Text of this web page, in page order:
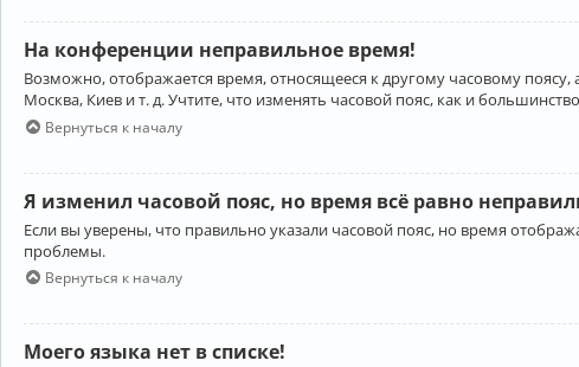
На конференции неправильное время!
Возможно, отображается время, относящееся к другому часовому
Москва, Киев и т. д. Учтите, что изменять часовой пояс, как и
Вернуться к началу
Я изменил часовой пояс, но время всё равно
Если вы уверены, что правильно указали часовой пояс, но время
проблемы.
Вернуться к началу
Моего языка нет в списке!